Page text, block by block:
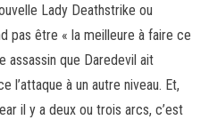
Lady Deathstrike ou
pas être « la meilleure à faire ce
assassin que Daredevil ait
l’attaque à un autre niveau. Et,
il y a deux ou trois arcs, c’est